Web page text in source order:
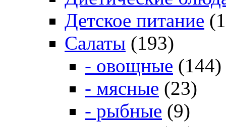
Детское питание
Салаты (193)
- овощные (144)
- мясные (23)
- рыбные (9)